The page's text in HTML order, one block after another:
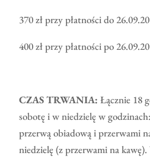
370 zł przy płatności do
400 zł przy płatności po
CZAS TRWANIA:Łącznie 18
sobotę i w niedzielę w
przerwą obiadową i przerwami
niedzielę (z przerwami na